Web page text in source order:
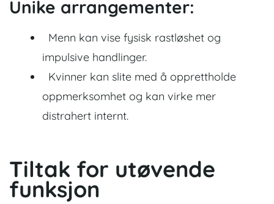
Unike arrangementer:
Menn kan vise fysisk rastløshet og
impulsive handlinger.
Kvinner kan slite med å opprettholde
oppmerksomhet og kan virke mer
distrahert internt.
Tiltak for utøvende
funksjon